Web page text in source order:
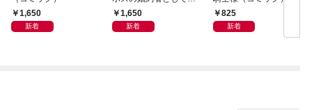
1,650
新着
張ります！１
1,650
新着
825
新着